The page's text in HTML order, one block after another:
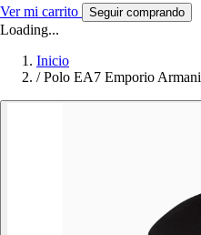
Ver mi carrito Seguir comprando
Loading...
Inicio
/ Polo EA7 Emporio Armani